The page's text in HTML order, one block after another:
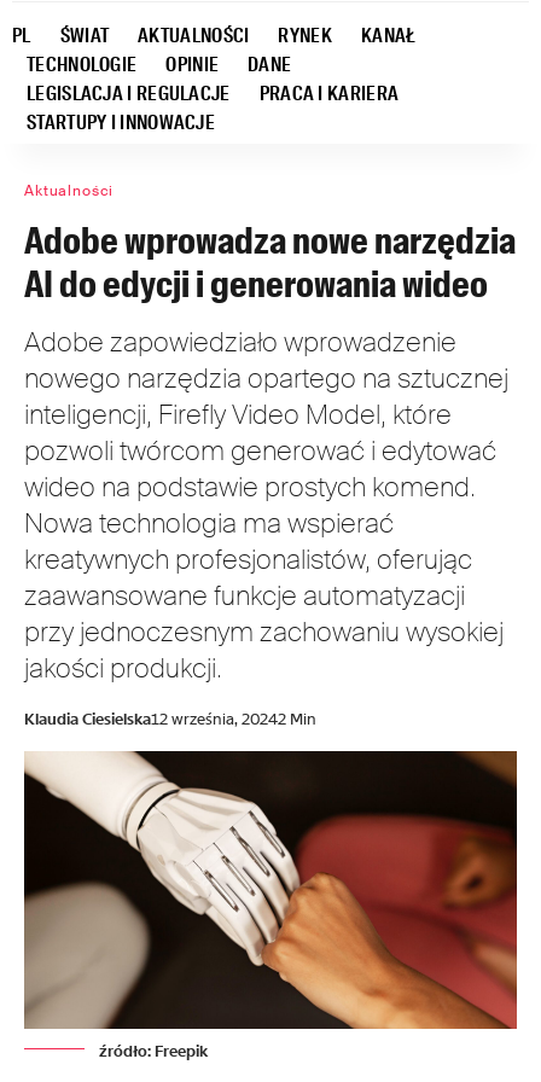
PL ŚWIAT AKTUALNOŚCI RYNEK
KANAŁ
TECHNOLOGIE
OPINIE
DANE
LEGISLACJA I REGULACJE
PRACA I KARIERA
STARTUPY I INNOWACJE
Aktualności
Adobe wprowadza nowe narzędzia
AI do edycji i generowania wideo
Adobe zapowiedziało wprowadzenie
nowego narzędzia opartego na sztucznej
inteligencji, Firefly Video Model, które
pozwoli twórcom generować i edytować
wideo na podstawie prostych komend.
Nowa technologia ma wspierać
kreatywnych profesjonalistów, oferując
zaawansowane funkcje automatyzacji
przy jednoczesnym zachowaniu wysokiej
jakości produkcji.
Klaudia Ciesielska12 września, 20242 Min
źródło: Freepik